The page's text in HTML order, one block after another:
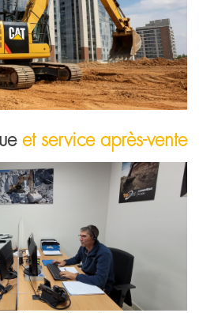
et service après-vente